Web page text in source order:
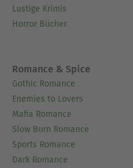
Lustige Krimis
Horror Bücher
Romance & Spice
Gothic Romance
Enemies to Lovers
Mafia Romance
Slow Burn Romance
Sports Romance
Dark Romance